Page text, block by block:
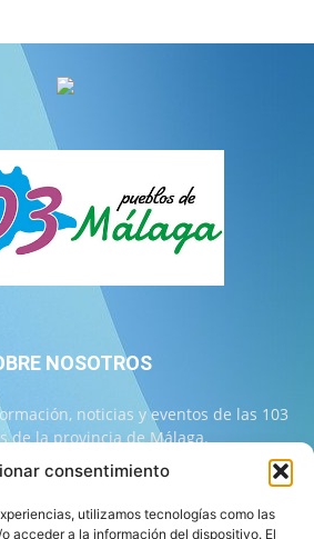
consentimiento
utilizamos tecnologías como las
acceder a la información del dispositivo. El
NOSOTROS
noticias y eventos de las 103
de la provincia de Málaga.
info@103malaga.com